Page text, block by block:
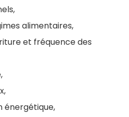
alimentaires,
et fréquence des
énergétique,